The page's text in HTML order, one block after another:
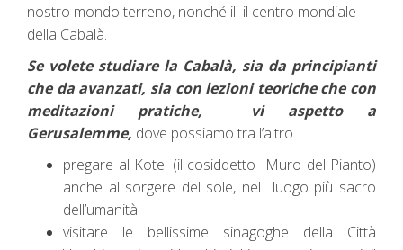
nostro mondo terreno, nonché il il centro mondiale
della Cabalà.
Se volete studiare la Cabalà, sia da principianti
che da avanzati, sia con lezioni teoriche che con
meditazioni pratiche, vi aspetto a
Gerusalemme, dove possiamo tra l’altro
pregare al Kotel (il cosiddetto Muro del Pianto)
anche al sorgere del sole, nel luogo più sacro
dell’umanità
visitare le bellissime sinagoghe della Città